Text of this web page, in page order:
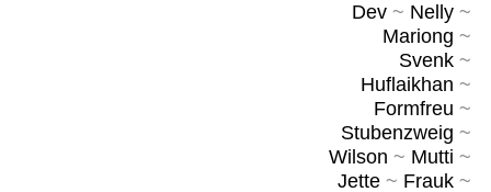
Dev~ Nelly~
Mariong ~
Svenk~
Huflaikhan ~
Formfreu ~
Stubenzweig ~
Wilson ~ Mutti ~
Jette~ Frauk~